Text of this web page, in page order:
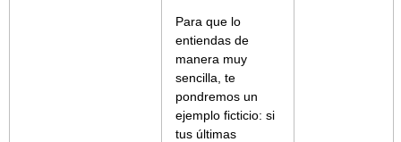
Para que lo
entiendas de
manera muy
sencilla, te
pondremos un
ejemplo ficticio: si
tus últimas